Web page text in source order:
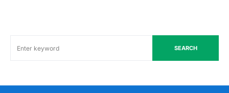
SEARCH